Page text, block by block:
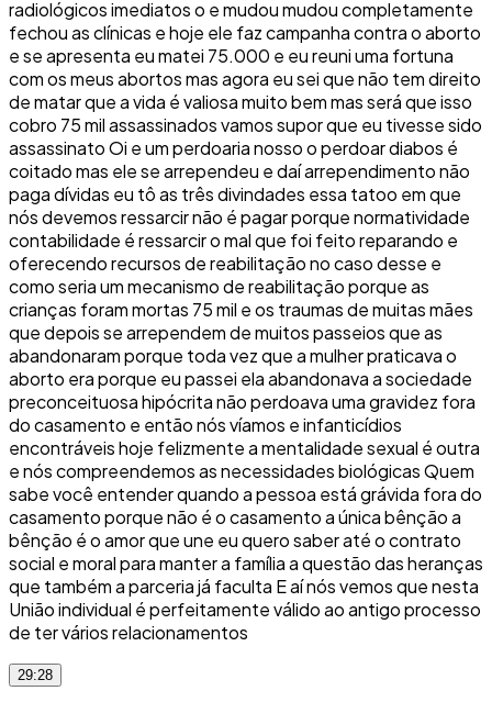
radiológicos imediatos o e mudou mudou completamente
fechou as clínicas e hoje ele faz campanha contra o aborto
e se apresenta eu matei 75.000 e eu reuni uma fortuna
com os meus abortos mas agora eu sei que não tem direito
de matar que a vida é valiosa muito bem mas será que isso
cobro 75 mil assassinados vamos supor que eu tivesse sido
assassinato Oi e um perdoaria nosso o perdoar diabos é
coitado mas ele se arrependeu e daí arrependimento não
paga dívidas eu tô as três divindades essa tatoo em que
nós devemos ressarcir não é pagar porque normatividade
contabilidade é ressarcir o mal que foi feito reparando e
oferecendo recursos de reabilitação no caso desse e
como seria um mecanismo de reabilitação porque as
crianças foram mortas 75 mil e os traumas de muitas mães
que depois se arrependem de muitos passeios que as
abandonaram porque toda vez que a mulher praticava o
aborto era porque eu passei ela abandonava a sociedade
preconceituosa hipócrita não perdoava uma gravidez fora
do casamento e então nós víamos e infanticídios
encontráveis hoje felizmente a mentalidade sexual é outra
e nós compreendemos as necessidades biológicas Quem
sabe você entender quando a pessoa está grávida fora do
casamento porque não é o casamento a única bênção a
bênção é o amor que une eu quero saber até o contrato
social e moral para manter a família a questão das heranças
que também a parceria já faculta E aí nós vemos que nesta
União individual é perfeitamente válido ao antigo processo
de ter vários relacionamentos
29:28